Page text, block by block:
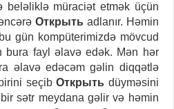
beləliklə müraciət etmək üçün
Открыть adlanır. Həmin
gün kompüterimizdə mövcud
bura fayl əlavə edək. Mən hər
əlavə edəcəm gəlin diqqətlə
seçibОткрыть düyməsini
bir sətr meydana gəlir və həmin